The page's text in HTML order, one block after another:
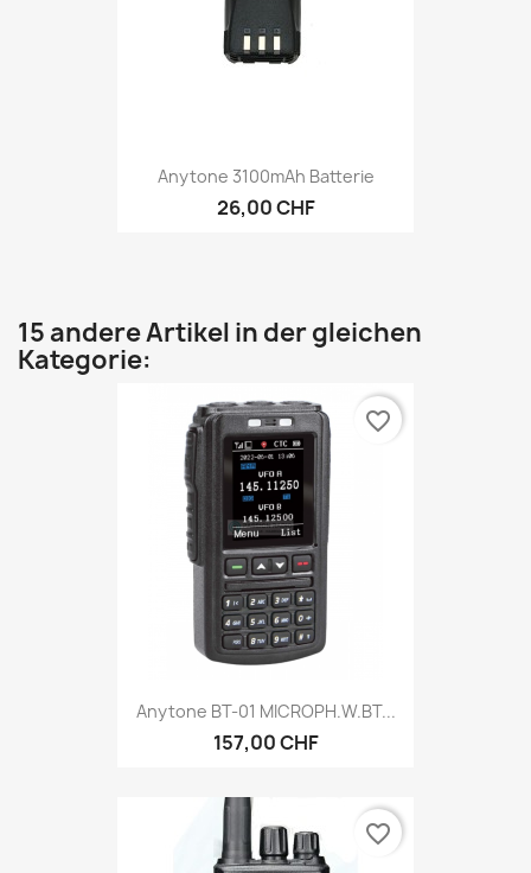
Anytone 3100mAh Batterie
26,00 CHF
15 andere Artikel in der gleichen
Kategorie:
Anytone BT-01 MICROPH.W.BT...
157,00 CHF
favorite_border
favorite_border